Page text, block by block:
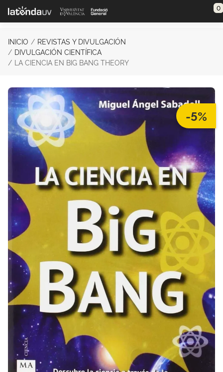
Saltar al contenido principal 0
INICIO
REVISTAS Y DIVULGACIÓN
DIVULGACIÓN CIENTÍFICA
LA CIENCIA EN BIG BANG THEORY
-5%